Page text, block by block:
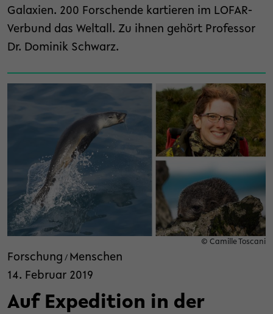
Galaxien. 200 Forschende kartieren im LOFAR-
Verbund das Weltall. Zu ihnen gehört Professor
Dr. Dominik Schwarz.
© Camille Toscani
Forschung / Menschen
14. Februar 2019
Auf Expedition in der